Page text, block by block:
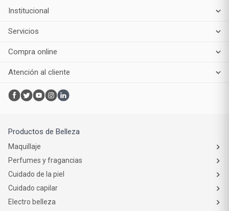
Institucional
Servicios
Compra online
Atención al cliente
Productos de Belleza
Maquillaje
Perfumes y fragancias
Cuidado de la piel
Cuidado capilar
Electro belleza